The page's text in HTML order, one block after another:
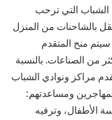
الشباب التي ترحب
بالشاحنات من المنزل
منح المتقدم
من الصناعات. بالنسبة
أعمارهم بين 14 و29 عامًا، تقدم مراكز ونوادي الشباب
ومساعدتهم:
الأطفال، وترفيه